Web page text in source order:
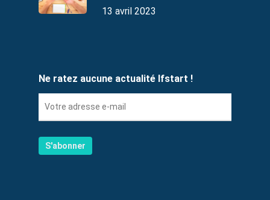
13 avril 2023
Ne ratez aucune actualité Ifstart !